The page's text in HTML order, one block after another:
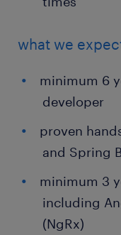
what we
minimum 6
developer
proven
and Spring
minimum 3
including
(NgRx)